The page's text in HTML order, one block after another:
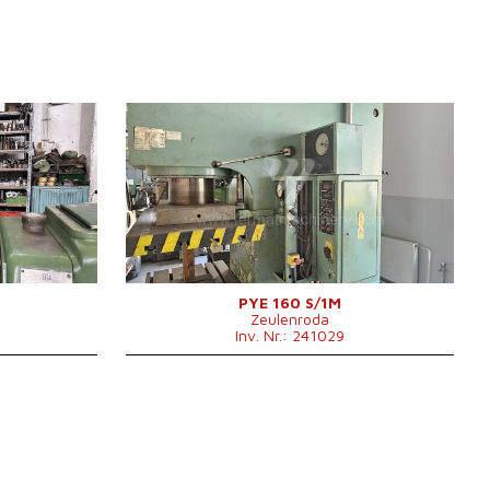
mm
mm
Baujahr:
1984
Presskraft
160 t
Die Abmessungen des Desktop
900x630 mm
Hauptmotorleistung
17 kW
Maschinengewicht
7000 kg
Anfluggeschwindigkeit
200 mm/s
Stößelhub
500 mm
Kontrollsystem
nein
PYE 160 S/1M
Zeulenroda
Inv. Nr.: 241029